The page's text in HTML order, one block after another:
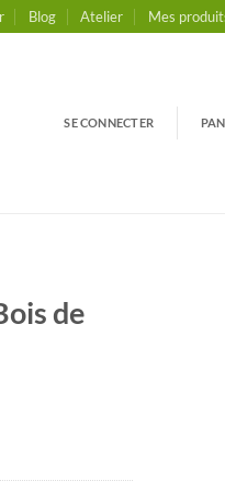
Blog Atelier Mes
SE CONNECTER
de